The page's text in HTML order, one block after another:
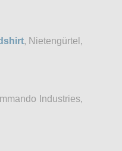
, Nietengürtel,
Industries,